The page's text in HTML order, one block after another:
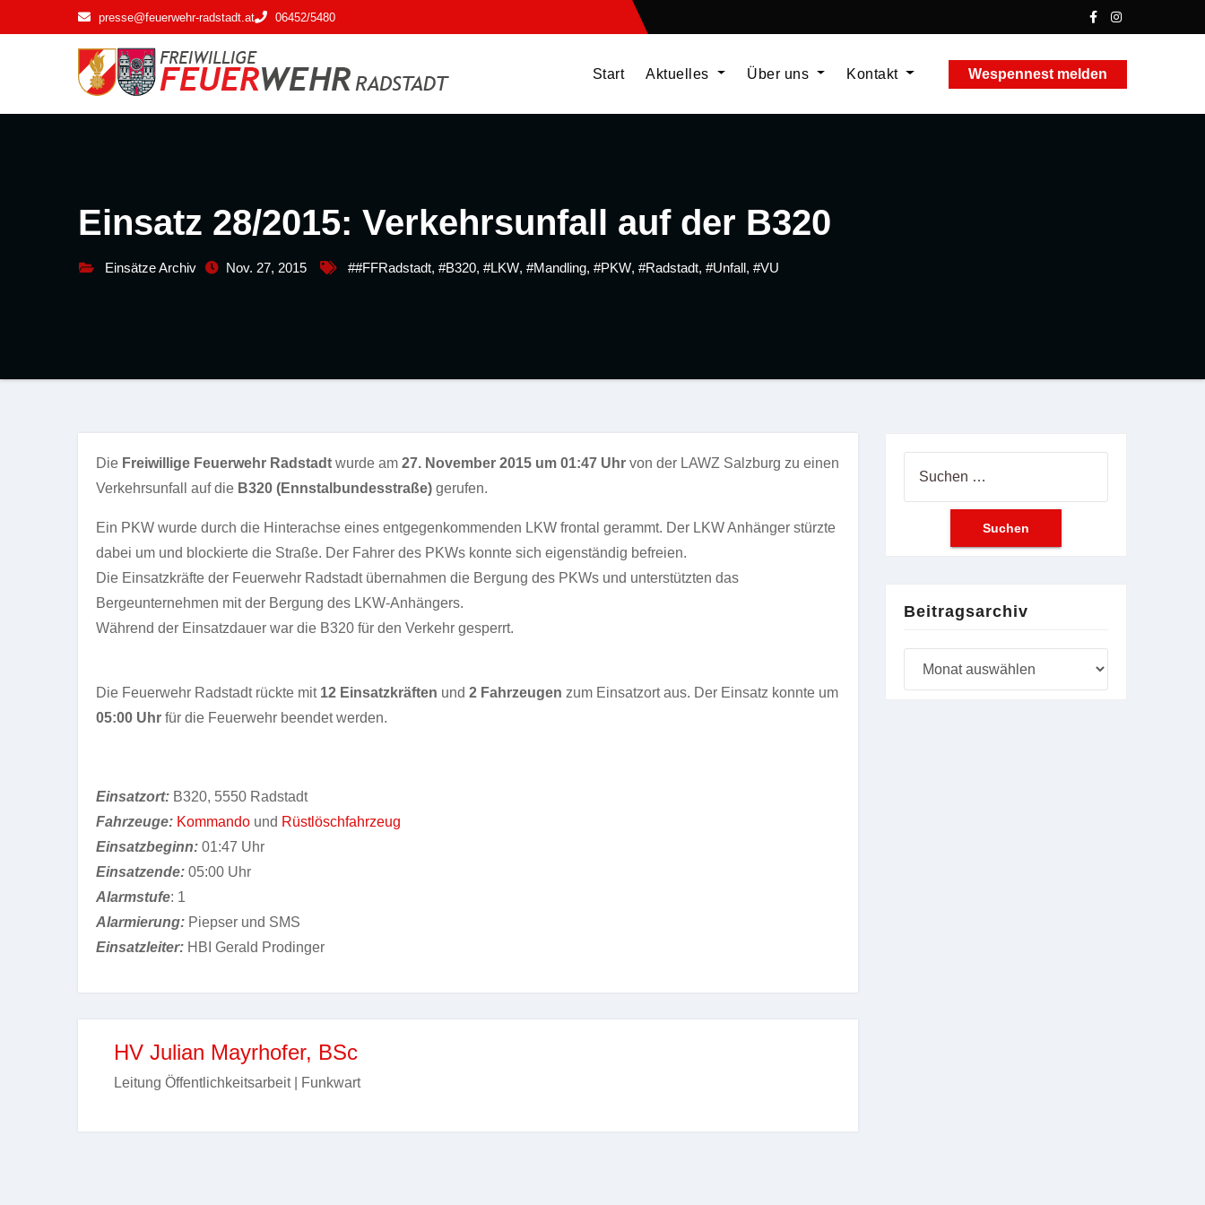
Inhalt
presse@feuerwehr-radstadt.at 06452/5480
Start Aktuelles Über uns Kontakt Wespennest melden
Einsatz 28/2015: Verkehrsunfall auf der B320
Einsätze Archiv Nov. 27, 2015 ##FFRadstadt, #B320, #LKW, #Mandling, #PKW, #Radstadt, #Unfall, #VU
Die Freiwillige Feuerwehr Radstadt wurde am 27. November 2015 um 01:47 Uhr von der LAWZ Salzburg zu einen
Verkehrsunfall auf die B320 (Ennstalbundesstraße) gerufen.
Ein PKW wurde durch die Hinterachse eines entgegenkommenden LKW frontal gerammt. Der LKW Anhänger stürzte
dabei um und blockierte die Straße. Der Fahrer des PKWs konnte sich eigenständig befreien.
Die Einsatzkräfte der Feuerwehr Radstadt übernahmen die Bergung des PKWs und unterstützten das
Bergeunternehmen mit der Bergung des LKW-Anhängers.
Während der Einsatzdauer war die B320 für den Verkehr gesperrt.
Die Feuerwehr Radstadt rückte mit 12 Einsatzkräften und 2 Fahrzeugen zum Einsatzort aus. Der Einsatz konnte um
05:00 Uhr für die Feuerwehr beendet werden.
Einsatzort: B320, 5550 Radstadt
Fahrzeuge: Kommando und Rüstlöschfahrzeug
Einsatzbeginn: 01:47 Uhr
Einsatzende: 05:00 Uhr
Alarmstufe: 1
Alarmierung: Piepser und SMS
Einsatzleiter: HBI Gerald Prodinger
HV Julian Mayrhofer, BSc
Leitung Öffentlichkeitsarbeit | Funkwart
Beitragsarchiv